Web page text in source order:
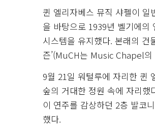
퀸 엘리자베스 뮤직 샤펠이
을 바탕으로 1939년 벨기에의
시스템을 유지했다. 본래의 건
즌’(MuCH는 Music Chapel
9월 21일 워털루에 자리한 퀸
숲의 거대한 정원 속에 자리
이 연주를 감상하던 2층 발코
했다.